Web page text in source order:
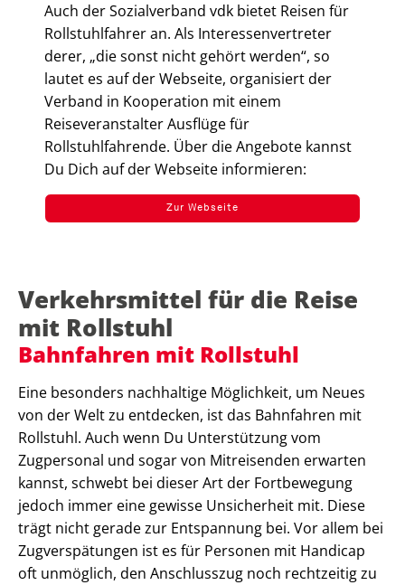
Auch der Sozialverband vdk bietet Reisen für
Rollstuhlfahrer an. Als Interessenvertreter
derer, „die sonst nicht gehört werden“, so
lautet es auf der Webseite, organisiert der
Verband in Kooperation mit einem
Reiseveranstalter Ausflüge für
Rollstuhlfahrende. Über die Angebote kannst
Du Dich auf der Webseite informieren:
Zur Webseite
Verkehrsmittel für die Reise
mit Rollstuhl
Bahnfahren mit Rollstuhl
Eine besonders nachhaltige Möglichkeit, um Neues
von der Welt zu entdecken, ist das Bahnfahren mit
Rollstuhl. Auch wenn Du Unterstützung vom
Zugpersonal und sogar von Mitreisenden erwarten
kannst, schwebt bei dieser Art der Fortbewegung
jedoch immer eine gewisse Unsicherheit mit. Diese
trägt nicht gerade zur Entspannung bei. Vor allem bei
Zugverspätungen ist es für Personen mit Handicap
oft unmöglich, den Anschlusszug noch rechtzeitig zu